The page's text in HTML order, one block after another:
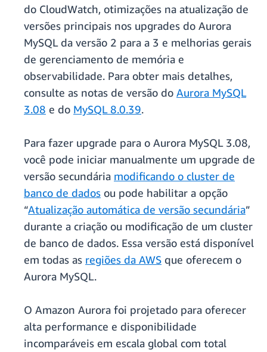
do CloudWatch, otimizações na atualização de
versões principais nos upgrades do Aurora
MySQL da versão 2 para a 3 e melhorias gerais
de gerenciamento de memória e
observabilidade. Para obter mais detalhes,
consulte as notas de versão do Aurora MySQL
3.08 e do MySQL 8.0.39.
Para fazer upgrade para o Aurora MySQL 3.08,
você pode iniciar manualmente um upgrade de
versão secundária modificando o cluster de
banco de dados ou pode habilitar a opção
“Atualização automática de versão secundária”
durante a criação ou modificação de um cluster
de banco de dados. Essa versão está disponível
em todas as regiões da AWS que oferecem o
Aurora MySQL.
O Amazon Aurora foi projetado para oferecer
alta performance e disponibilidade
incomparáveis em escala global com total